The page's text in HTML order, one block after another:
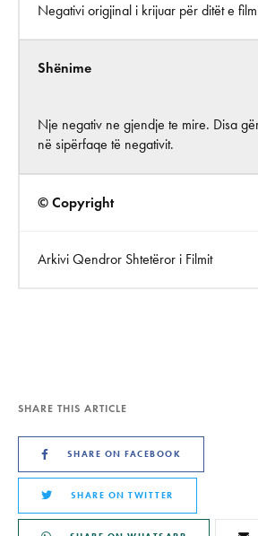
Negativi origjinal i krijuar për ditët e
Shënime
Nje negativ ne gjendje te mire. Disa
në sipërfaqe të negativit.
© Copyright
Arkivi Qendror Shtetëror i Filmit
SHARE THIS ARTICLE
SHARE ON FACEBOOK
SHARE ON TWITTER